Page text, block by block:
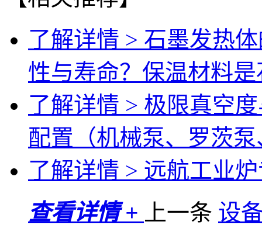
了解详情 > 石墨发热
性与寿命？保温材料
了解详情 > 极限真空
配置（机械泵、罗茨
了解详情 > 远航工业
查看详情 +
上一条 设